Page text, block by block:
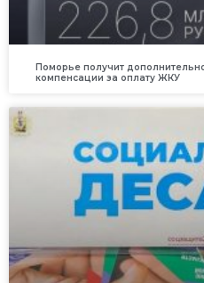
Поморье получит
компенсации за оплату ЖКУ